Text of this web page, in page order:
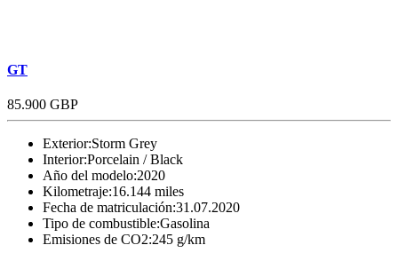
GT
85.900 GBP
Exterior:Storm Grey
Interior:Porcelain / Black
Año del modelo:2020
Kilometraje:16.144 miles
Fecha de matriculación:31.07.2020
Tipo de combustible:Gasolina
Emisiones de CO2:245 g/km